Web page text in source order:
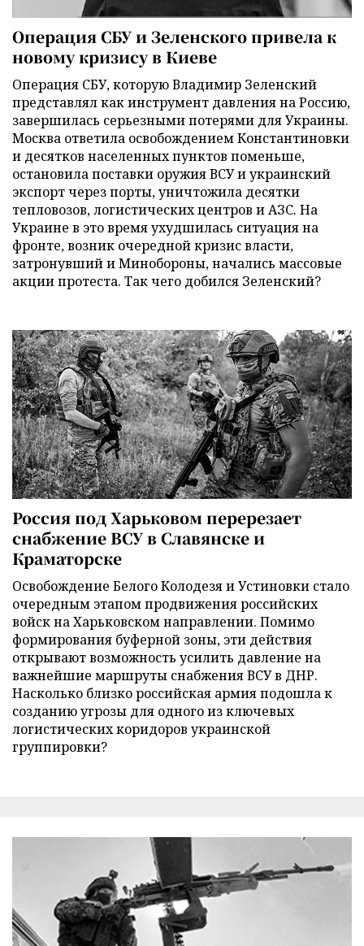
Операция СБУ и Зеленского привела к
новому кризису в Киеве
Операция СБУ, которую Владимир Зеленский
представлял как инструмент давления на Россию,
завершилась серьезными потерями для Украины.
Москва ответила освобождением Константиновки
и десятков населенных пунктов поменьше,
остановила поставки оружия ВСУ и украинский
экспорт через порты, уничтожила десятки
тепловозов, логистических центров и АЗС. На
Украине в это время ухудшилась ситуация на
фронте, возник очередной кризис власти,
затронувший и Минобороны, начались массовые
акции протеста. Так чего добился Зеленский?
Россия под Харьковом перерезает
снабжение ВСУ в Славянске и
Краматорске
Освобождение Белого Колодезя и Устиновки стало
очередным этапом продвижения российских
войск на Харьковском направлении. Помимо
формирования буферной зоны, эти действия
открывают возможность усилить давление на
важнейшие маршруты снабжения ВСУ в ДНР.
Насколько близко российская армия подошла к
созданию угрозы для одного из ключевых
логистических коридоров украинской
группировки?